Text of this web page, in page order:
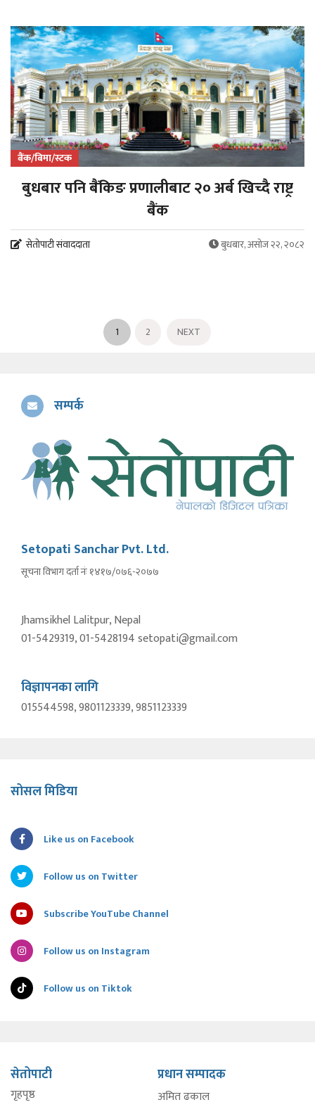
बैंक/बिमा/स्टक
बुधबार पनि बैंकिङ प्रणालीबाट २० अर्ब खिच्दै राष्ट्र
बैंक
सेतोपाटी संवाददाता बुधबार, असोज २२, २०८२
1 2 NEXT
सम्पर्क
Setopati Sanchar Pvt. Ltd.
सूचना विभाग दर्ता नंः १४१७/०७६-२०७७
Jhamsikhel Lalitpur, Nepal
01-5429319, 01-5428194 setopati@gmail.com
विज्ञापनका लागि
015544598, 9801123339, 9851123339
सोसल मिडिया
Like us on Facebook
Follow us on Twitter
Subscribe YouTube Channel
Follow us on Instagram
Follow us on Tiktok
सेतोपाटी
गृहपृष्ठ
प्रधान सम्पादक
अमित ढकाल